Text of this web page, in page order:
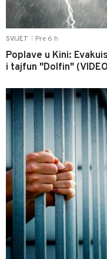
SVIJET Pre 6 h
Poplave u Kini:
i tajfun "Dolfin"